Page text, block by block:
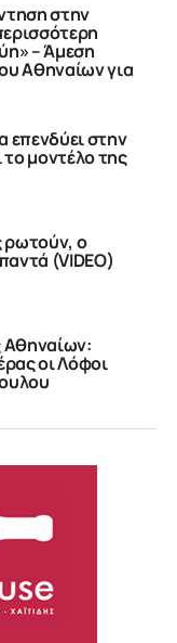
στην
– Άμεση
Αθηναίων για
στην
το μοντέλο της
ρωτούν, ο
(VIDEO)
Αθηναίων:
οι Λόφοι